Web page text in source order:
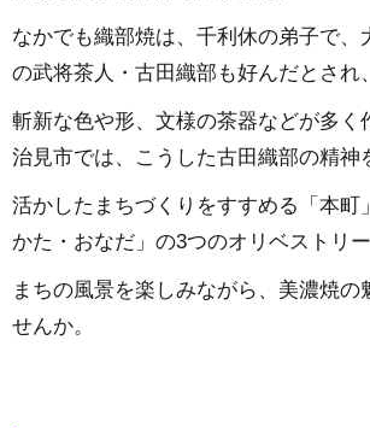
なかでも織部焼は、千利休の弟子で、
の武将茶人・古田織部も好んだとされ、
斬新な色や形、文様の茶器などが多く
治見市では、こうした古田織部の精神
活かしたまちづくりをすすめる「本町
かた・おなだ」の3つのオリベストリ
まちの風景を楽しみながら、美濃焼の
せんか。